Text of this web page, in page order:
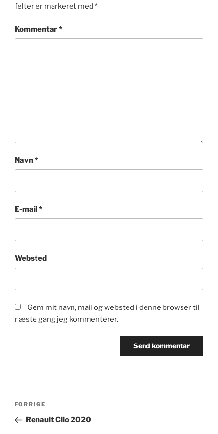
felter er markeret med *
Kommentar*
Navn*
E-mail*
Websted
Gem mit navn, mail og websted i denne browser til
næste gang jeg kommenterer.
Indlægsnavigation
Forrige
indlæg
FORRIGE
Renault Clio 2020